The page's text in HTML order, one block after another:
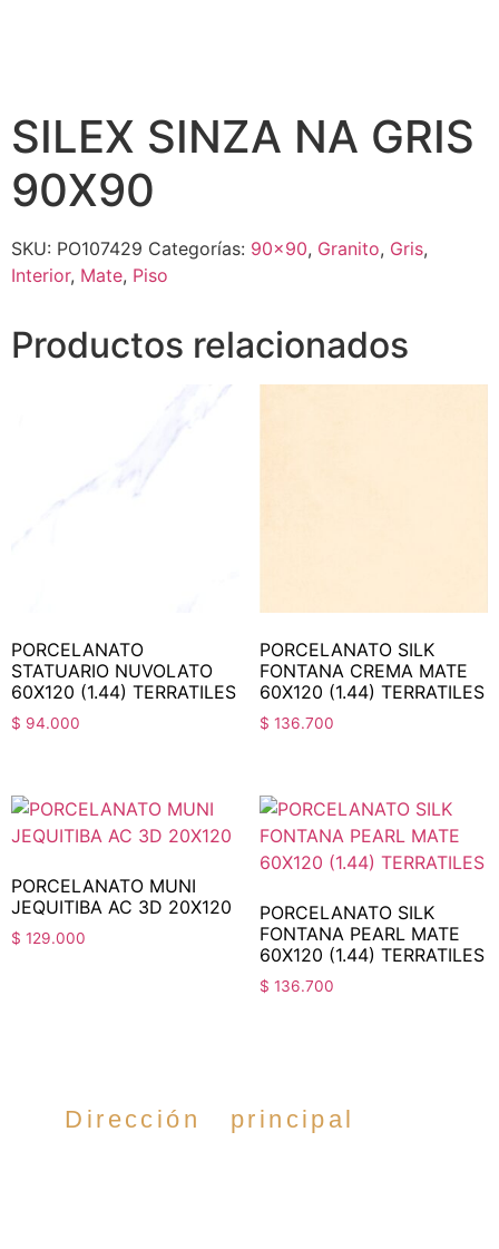
SILEX SINZA NA GRIS
90X90
SKU: PO107429 Categorías: 90x90, Granito, Gris,
Interior, Mate, Piso
Productos relacionados
PORCELANATO
STATUARIO NUVOLATO
60X120 (1.44) TERRATILES
$ 94.000
PORCELANATO SILK
FONTANA CREMA MATE
60X120 (1.44) TERRATILES
$ 136.700
PORCELANATO MUNI
JEQUITIBA AC 3D 20X120
$ 129.000
PORCELANATO SILK
FONTANA PEARL MATE
60X120 (1.44) TERRATILES
$ 136.700
Dirección principal